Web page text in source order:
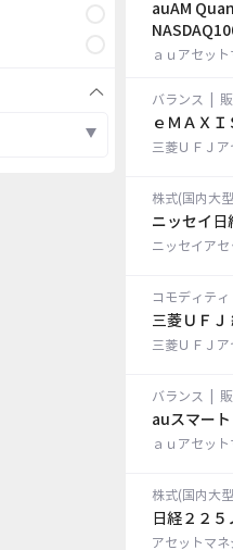
auAM
ａｕアセッ
バランス
ｅＭＡＸ
三菱ＵＦＪ
株式(国内大
ニッセイ日
ニッセイア
コモディティ
三菱ＵＦＪ
三菱ＵＦＪ
バランス
auスマー
ａｕアセッ
株式(国内大
日経２２
アセットマ